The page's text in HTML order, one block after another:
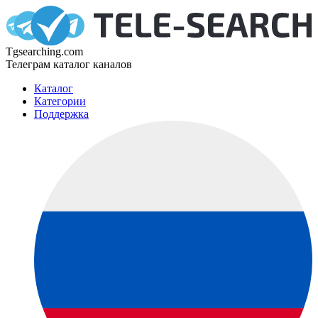
Tgsearching.com
Телеграм каталог каналов
Каталог
Категории
Поддержка